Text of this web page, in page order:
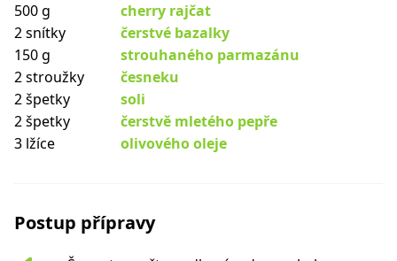
500 g
cherry rajčat
2 snítky
čerstvé bazalky
150 g
strouhaného parmazánu
2 stroužky
česneku
2 špetky
soli
2 špetky
čerstvě mletého pepře
3 lžíce
olivového oleje
Postup přípravy